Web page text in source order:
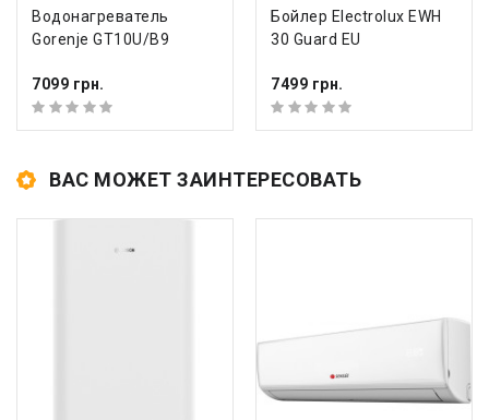
Водонагреватель
Gorenje GT10U/B9
7099 грн.
Бойлер Electrolux EWH
30 Guard EU
7499 грн.
ВАС МОЖЕТ ЗАИНТЕРЕСОВАТЬ